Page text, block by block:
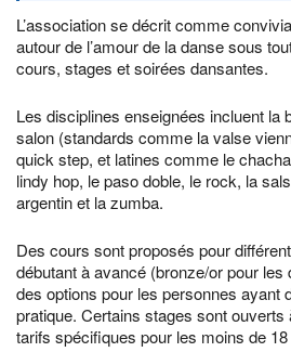
L’association se décrit comme
autour de l’amour de la danse sous
cours, stages et soirées dansantes.
Les disciplines enseignées incluent la
salon (standards comme la valse
quick step, et latines comme le
lindy hop, le paso doble, le rock, la
argentin et la zumba.
Des cours sont proposés pour
débutant à avancé (bronze/or pour
des options pour les personnes ayant
pratique. Certains stages sont
tarifs spécifiques pour les moins de